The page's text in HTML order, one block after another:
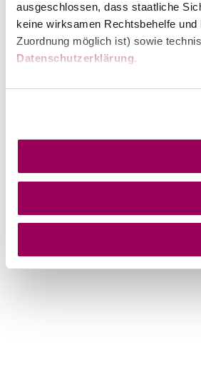
ausgeschlossen, dass staatliche
keine wirksamen Rechtsbehelfe
Zuordnung möglich ist) sowie
Datenschutzerklärung.